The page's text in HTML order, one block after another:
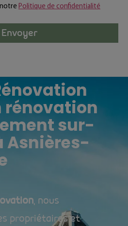
notre Politique de confidentialité
Envoyer
rénovation
sur-
Asnières-
, nous
propriétaires et